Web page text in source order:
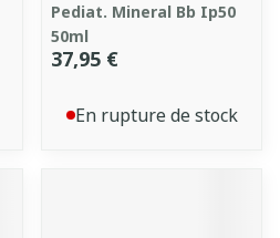
Pediat. Mineral Bb Ip50
50ml
37,95 €
En rupture de stock